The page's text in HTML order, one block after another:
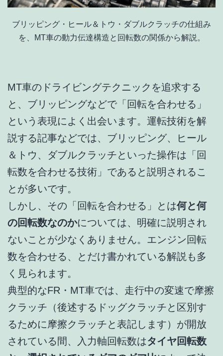
ブリッピング・ヒール＆トウ・ダブルクラッチの仕組み
を、MT車の動力伝達構造と回転数の関係から解説。
MT車のドライビングテクニックを追求する
と、ブリッピングなどで「回転を合わせる」
という表現によく出会います。運転技術を解
説する記事などでは、ブリッピング、ヒール
＆トウ、ダブルクラッチといった操作は「回
転数を合わせる技術」であると説明されるこ
とが多いです。
しかし、その「回転を合わせる」とは何と何
の回転数なのかについては、明確に説明され
ないことが少なくありません。エンジン回転
数を合わせる、とだけ書かれている解説も多
く見られます。
典型的なFR・MT車では、走行中の変速で摩擦
クラッチ（後述するドッグクラッチと区別す
るために摩擦クラッチと表記します）が開放
されている間、入力軸回転数はタイヤ回転数